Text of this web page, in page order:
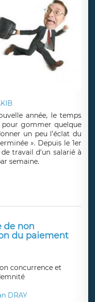
année, le temps
gommer quelque
un peu l’éclat du
». Depuis le 1er
travail d'un salarié à
semaine.
de non
du paiement
DRAY